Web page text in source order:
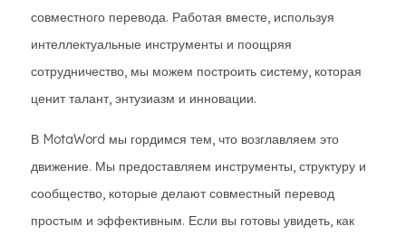
совместного перевода. Работая вместе, используя
интеллектуальные инструменты и поощряя
сотрудничество, мы можем построить систему, которая
ценит талант, энтузиазм и инновации.
В MotaWord мы гордимся тем, что возглавляем это
движение. Мы предоставляем инструменты, структуру и
сообщество, которые делают совместный перевод
простым и эффективным. Если вы готовы увидеть, как